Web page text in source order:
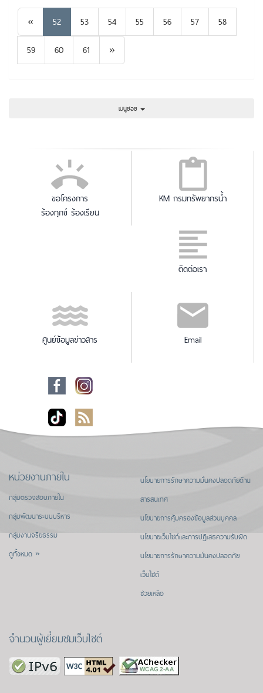
« Previous
52 53 54 55 56 57
58
59
60 61 »
เมนูย่อย
ขอโครงการ
ร้องทุกข์ ร้องเรียน
KM กรมทรัพยากรน้ำ
ติดต่อเรา
ศูนย์ข้อมูลข่าวสาร Email
หน่วยงานภายใน
กลุ่มตรวจสอบภายใน
กลุ่มพัฒนาระบบบริหาร
กลุ่มงานจริยธรรม
ดูทั้งหมด »
นโยบายการรักษาความมั่นคงปลอดภัยด้าน
สารสนเทศ
นโยบายการคุ้มครองข้อมูลส่วนบุคคล
นโยบายเว็บไซต์และการปฏิเสธความรับผิด
นโยบายการรักษาความมั่นคงปลอดภัย
เว็บไซต์
ช่วยเหลือ
จำนวนผู้เยี่ยมชมเว็บไซต์